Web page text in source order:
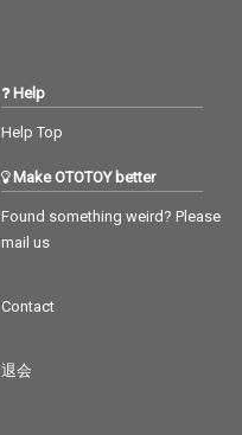
Help
Help Top
Make OTOTOY better
Found something weird? Please
mail us
Contact
退会